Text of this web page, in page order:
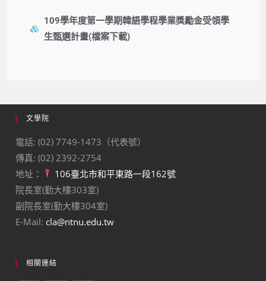
109學年度第一學期韓語學程學業獎勵金受領學
生甄選計畫(檔案下載)
文學院
電話: (02) 7749-1473（代表號）
傳真: (02) 2392-2754
地址：
106臺北市和平東路一段162號
院長室(勤大樓303室)
副院長室(勤大樓304室)
E-Mail: cla@ntnu.edu.tw
相關連結